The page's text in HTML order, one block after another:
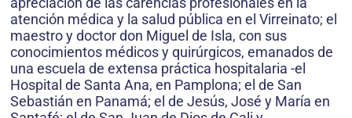
atención médica y la salud pública en el Virreinato; el
maestro y doctor don Miguel de Isla, con sus
conocimientos médicos y quirúrgicos, emanados de
una escuela de extensa práctica hospitalaria -el
Hospital de Santa Ana, en Pamplona; el de San
Sebastián en Panamá; el de Jesús, José y María en